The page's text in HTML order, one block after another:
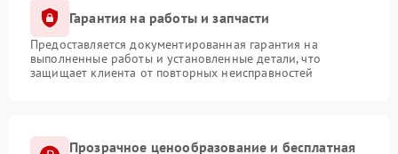
Гарантия на работы и запчасти
Предоставляется документированная гарантия на
выполненные работы и установленные детали, что
защищает клиента от повторных неисправностей
Прозрачное ценообразование и бесплатная